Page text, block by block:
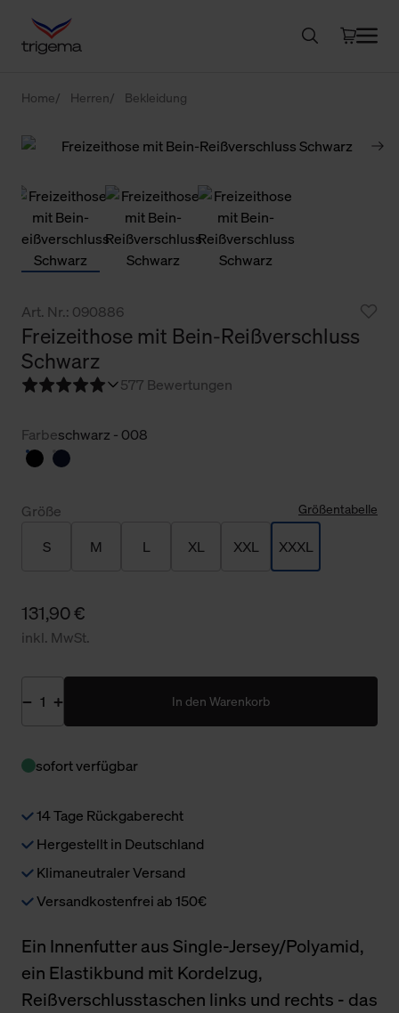
Home Herren Bekleidung
Art. Nr.: 090886
Freizeithose mit Bein-Reißverschluss
Schwarz
577 Bewertungen
Farbeschwarz - 008
Größe Größentabelle
S M L XL XXL XXXL
131,90 €
inkl. MwSt.
In den Warenkorb
sofort verfügbar
14 Tage Rückgaberecht
Hergestellt in Deutschland
Klimaneutraler Versand
Versandkostenfrei ab 150€
Ein Innenfutter aus Single-Jersey/Polyamid,
ein Elastikbund mit Kordelzug,
Reißverschlusstaschen links und rechts - das